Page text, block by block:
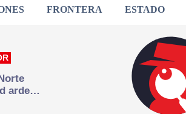
FRONTERA ESTADO
arde…